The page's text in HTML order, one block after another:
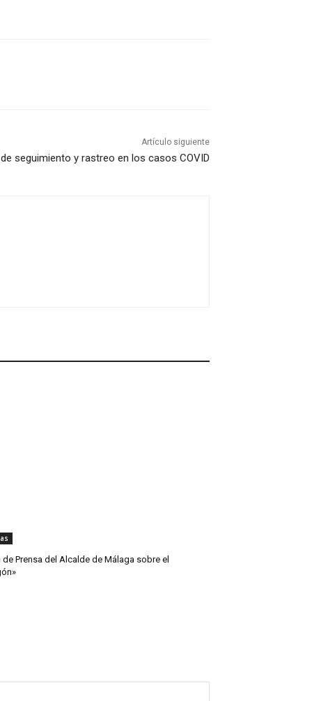
Artículo siguiente
seguimiento y rastreo en los casos COVID
de Prensa del Alcalde de Málaga sobre el